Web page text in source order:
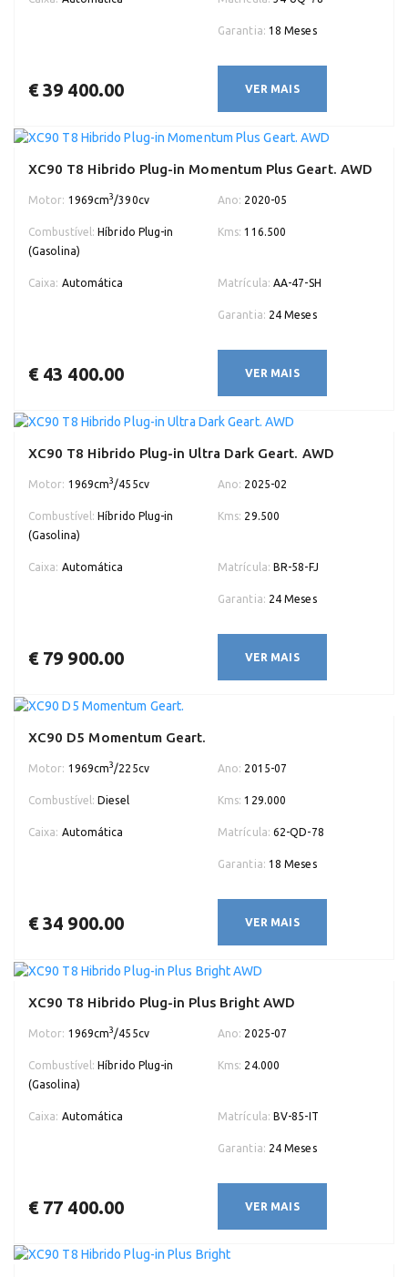
Garantia: 18 Meses
€ 39 400.00 VER MAIS
XC90 T8 Hibrido Plug-in Momentum Plus Geart. AWD
Motor: 1969cm3/390cv Ano: 2020-05
Combustível: Híbrido Plug-in
(Gasolina)
Kms: 116.500
Caixa: Automática Matrícula: AA-47-SH
Garantia: 24 Meses
€ 43 400.00 VER MAIS
XC90 T8 Hibrido Plug-in Ultra Dark Geart. AWD
Motor: 1969cm3/455cv Ano: 2025-02
Combustível: Híbrido Plug-in
(Gasolina)
Kms: 29.500
Caixa: Automática Matrícula: BR-58-FJ
Garantia: 24 Meses
€ 79 900.00 VER MAIS
XC90 D5 Momentum Geart.
Motor: 1969cm3 /225cv Ano: 2015-07
Combustível: Diesel Kms: 129.000
Caixa: Automática Matrícula: 62-QD-78
Garantia: 18 Meses
€ 34 900.00 VER MAIS
XC90 T8 Hibrido Plug-in Plus Bright AWD
Motor: 1969cm3 /455cv Ano: 2025-07
Combustível: Híbrido Plug-in
(Gasolina)
Kms: 24.000
Caixa: Automática Matrícula: BV-85-IT
Garantia: 24 Meses
€ 77 400.00 VER MAIS